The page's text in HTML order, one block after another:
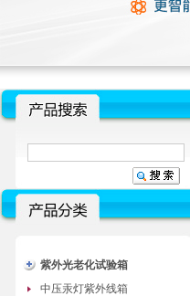
紫外光老化试验箱
中压汞灯紫外线箱